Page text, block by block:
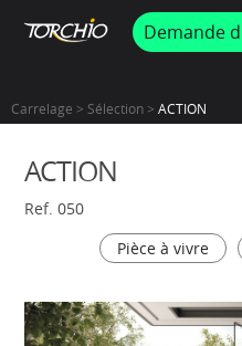
PROMOS & ACTUS
Demande
Carrelage > Sélection > ACTION
ACTION
Ref. 050
Pièce à vivre